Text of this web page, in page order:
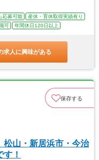
応募可能
産休・育休取得実績有り
可 年間休日120日以上
求人に興味がある
保存する
山・新居浜市・今治
！